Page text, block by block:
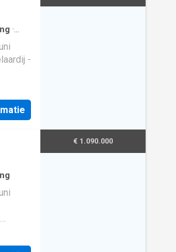
·
-
onder
€ 1.090.000